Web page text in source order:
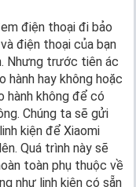
điện thoại đi bảo
điện thoại của bạn
Nhưng trước tiên ác
hành hay không hoặc
hành không để có
Chúng ta sẽ gửi
kiện để Xiaomi
Quá trình này sẽ
toàn phụ thuộc về
như linh kiện có sẵn